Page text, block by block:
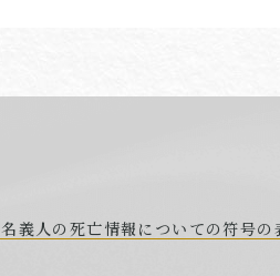
義人の死亡情報についての符号